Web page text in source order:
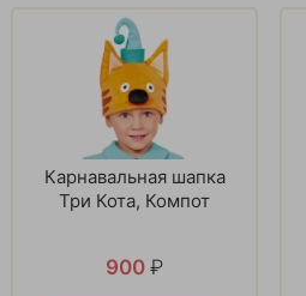
Карнавальная шапка
Три Кота, Компот
900 ₽